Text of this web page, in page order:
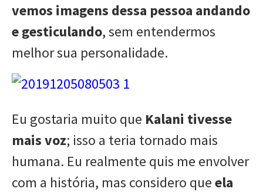
vemos imagens dessa pessoa andando
e gesticulando, sem entendermos
melhor sua personalidade.
Eu gostaria muito que Kalani tivesse
mais voz; isso a teria tornado mais
humana. Eu realmente quis me envolver
com a história, mas considero queela